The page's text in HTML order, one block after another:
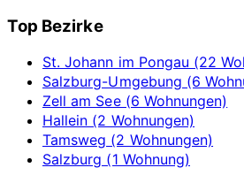
Top Bezirke
St. Johann im Pongau (22
Salzburg-Umgebung (6
Zell am See (6 Wohnungen)
Hallein (2 Wohnungen)
Tamsweg (2 Wohnungen)
Salzburg (1 Wohnung)